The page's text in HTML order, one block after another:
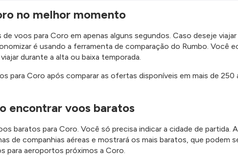
no melhor momento
voos para Coro em apenas alguns segundos. Caso deseje viajar
é usando a ferramenta de comparação do Rumbo. Você
durante a alta ou baixa temporada.
para Coro após comparar as ofertas disponíveis em mais de 250
encontrar voos baratos
baratos para Coro. Você só precisa indicar a cidade de partida.
de companhias aéreas e mostrará os mais baratos, que podem
para aeroportos próximos a Coro.